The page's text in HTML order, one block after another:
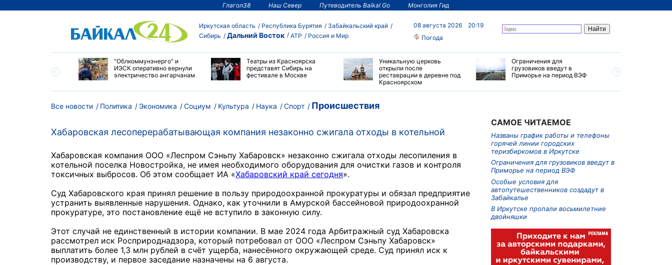
Глагол38 Наш Север Путеводитель Baikal Go Монголия Гид
Иркутская область Республика Бурятия
Забайкальский край
Сибирь
Дальний Восток АТР Россия и Мир
08 августа 2026
20:19
Погода
"Облкоммунэнерго" и
ИЭСК оперативно вернули
электричество ангарчанам
Театры из Красноярска
представят Сибирь на
фестивале в Москве
Уникальную церковь
открыли после
реставрации в деревне под
Красноярском
Ограничения для
грузовиков введут в
Приморье на период ВЭФ
Все новости Политика Экономика Социум Культура Наука Спорт Происшествия
Хабаровская лесоперерабатывающая компания незаконно сжигала отходы в котельной
Хабаровская компания ООО «Леспром Сэньпу Хабаровск» незаконно сжигала отходы лесопиления в
котельной поселка Новостройка, не имея необходимого оборудования для очистки газов и контроля
токсичных выбросов. Об этом сообщает ИА «Хабаровский край сегодня».
Суд Хабаровского края принял решение в пользу природоохранной прокуратуры и обязал предприятие
устранить выявленные нарушения. Однако, как уточнили в Амурской бассейновой природоохранной
прокуратуре, это постановление ещё не вступило в законную силу.
Этот случай не единственный в истории компании. В мае 2024 года Арбитражный суд Хабаровска
рассмотрел иск Росприроднадзора, который потребовал от ООО «Леспром Сэньпу Хабаровск»
выплатить более 1,3 млн рублей в счёт ущерба, нанесённого окружающей среде. Суд принял иск к
производству, и первое заседание назначены на 6 августа.
САМОЕ ЧИТАЕМОЕ
Названы график работы и телефоны
горячей линии городских
теризбиркомов в Иркутске
Ограничения для грузовиков введут в
Приморье на период ВЭФ
Особые условия для
автопутешественников создадут в
Забайкалье
В Иркутске пропали восьмилетние
двойняшки